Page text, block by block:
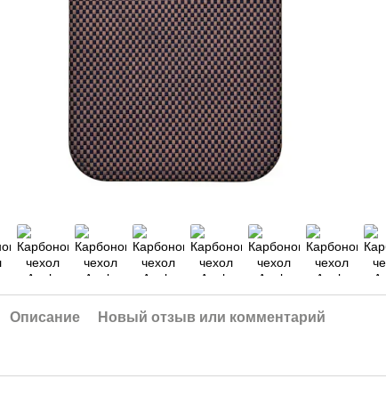
Описание Новый отзыв или комментарий